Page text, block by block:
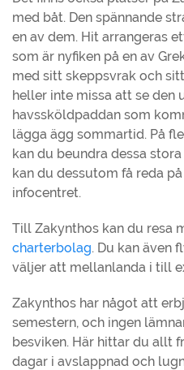
med båt. Den spännande
en av dem. Hit arrangeras
som är nyfiken på en av
med sitt skeppsvrak och
heller inte missa att se den
havssköldpaddan som
lägga ägg sommartid. På
kan du beundra dessa
kan du dessutom få reda
infocentret.
Till Zakynthos kan du resa
charterbolag. Du kan även
väljer att mellanlanda i till
Zakynthos har något att
semestern, och ingen
besviken. Här hittar du allt
dagar i avslappnad och